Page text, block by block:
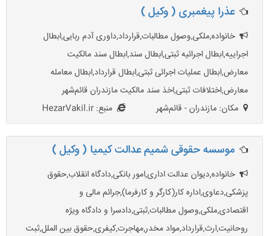
عذرا پیغمبری ( وکیل )
خانواده,ملکی,وصول مطالبات,قرارداد,داوری آدم ربایی,ابطال
اجراییه,ابطال اجرائیه ثبتی,ابطال سند,ابطال سند مالکیت
معارض,ابطال عملیات اجرائی ثبتی,ابطال قرارداد,ابطال معامله
معارض,اختلافات ثبتی,اخذ سند مالکیت مازندران قائم‌شهر
مکان: مازندران - قائم‌شهر
منبع: HezarVakil.ir
موسسه حقوقی شمیم عدالت کیمیا ( وکیل )
خانواده,دیوان عدالت اداری,امور بانکی,دادگاه انقلاب,حقوق
پزشکی,دعاوی,اداره کار(کارگر و کارفرما),جرائم مالی و
اقتصادی,ملکی,وصول مطالبات,ثبتی,دادسرا و دادگاه ویژه
روحانیت,ارث,قرارداد,مواد مخدر,مهاجرت,کیفری,حقوق بین الملل,ثبت